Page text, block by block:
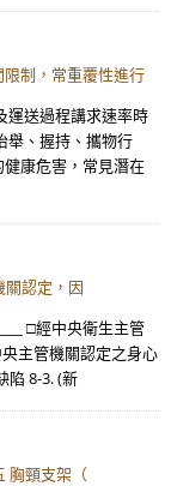
制，常重覆性進行
運送過程講求速率時
舉、握持、攜物行
康危害，常見潛在
關認定，因
□經中央衛生主管
主管機關認定之身心
陷 8-3. (新
胸頸支架（